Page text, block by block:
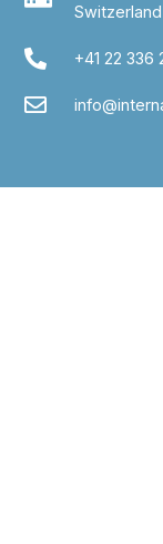
Switzerland
+41 22 336